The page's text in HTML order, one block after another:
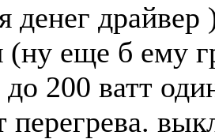
денег драйвер
(ну еще б ему
200 ватт
перегрева.